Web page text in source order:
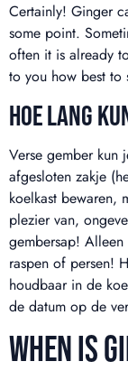
Certainly! Ginger
some point.
often it is already
to you how best
HOE LANG
Verse gember kun
afgesloten zakje
koelkast bewaren,
plezier van,
gembersap!
raspen of persen!
houdbaar in de
de datum op de
WHEN IS